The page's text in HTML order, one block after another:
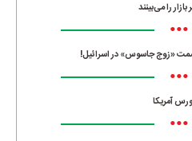
را می‌بینند
•••
«زوج جاسوس» در اسرائیل!
•••
آمریکا
•••